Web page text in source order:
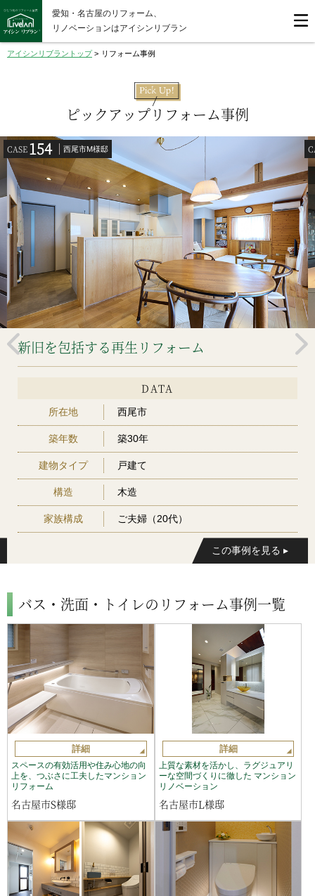
愛知・名古屋のリフォーム、
リノベーションはアイシンリブラン
アイシンリブラントップ> リフォーム事例
ピックアップリフォーム事例
CASE154 西尾市M様邸
新旧を包括する再生リフォーム
DATA
所在地 西尾市
築年数 築30年
建物タイプ 戸建て
構造 木造
家族構成 ご夫婦（20代）
バス・洗面・トイレのリフォーム事例一覧
詳細
スペースの有効活用や住み心地の向
上を、つぶさに工夫したマンション
リフォーム
名古屋市S様邸
詳細
上質な素材を活かし、ラグジュアリ
ーな空間づくりに徹した マンション
リノベーション
名古屋市L様邸